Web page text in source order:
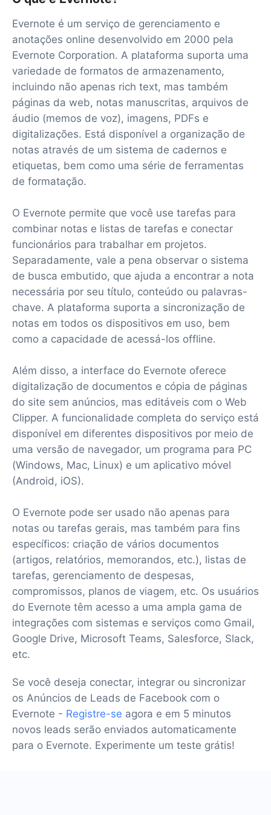
Evernote é um serviço de gerenciamento e
anotações online desenvolvido em 2000 pela
Evernote Corporation. A plataforma suporta uma
variedade de formatos de armazenamento,
incluindo não apenas rich text, mas também
páginas da web, notas manuscritas, arquivos de
áudio (memos de voz), imagens, PDFs e
digitalizações. Está disponível a organização de
notas através de um sistema de cadernos e
etiquetas, bem como uma série de ferramentas
de formatação.
O Evernote permite que você use tarefas para
combinar notas e listas de tarefas e conectar
funcionários para trabalhar em projetos.
Separadamente, vale a pena observar o sistema
de busca embutido, que ajuda a encontrar a nota
necessária por seu título, conteúdo ou palavras-
chave. A plataforma suporta a sincronização de
notas em todos os dispositivos em uso, bem
como a capacidade de acessá-los offline.
Além disso, a interface do Evernote oferece
digitalização de documentos e cópia de páginas
do site sem anúncios, mas editáveis com o Web
Clipper. A funcionalidade completa do serviço está
disponível em diferentes dispositivos por meio de
uma versão de navegador, um programa para PC
(Windows, Mac, Linux) e um aplicativo móvel
(Android, iOS).
O Evernote pode ser usado não apenas para
notas ou tarefas gerais, mas também para fins
específicos: criação de vários documentos
(artigos, relatórios, memorandos, etc.), listas de
tarefas, gerenciamento de despesas,
compromissos, planos de viagem, etc. Os usuários
do Evernote têm acesso a uma ampla gama de
integrações com sistemas e serviços como Gmail,
Google Drive, Microsoft Teams, Salesforce, Slack,
etc.
Se você deseja conectar, integrar ou sincronizar
os Anúncios de Leads de Facebook com o
Evernote - Registre-se agora e em 5 minutos
novos leads serão enviados automaticamente
para o Evernote. Experimente um teste grátis!